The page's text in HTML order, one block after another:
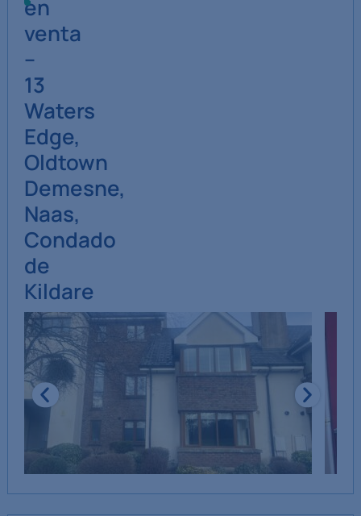
en
venta
–
13
Waters
Edge,
Oldtown
Demesne,
Naas,
Condado
de
Kildare